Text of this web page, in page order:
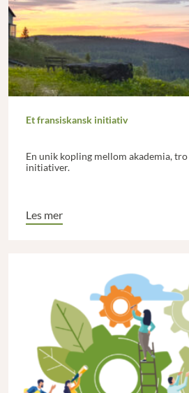
Et fransiskansk initiativ
En unik kopling mellom akademia,
initiativer.
Les mer